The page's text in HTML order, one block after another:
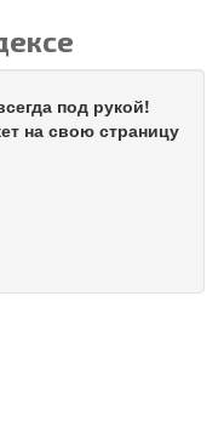
под рукой!
на свою страницу